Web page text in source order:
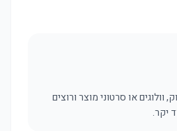
או סרטוני מוצר ורוצים
יקר.